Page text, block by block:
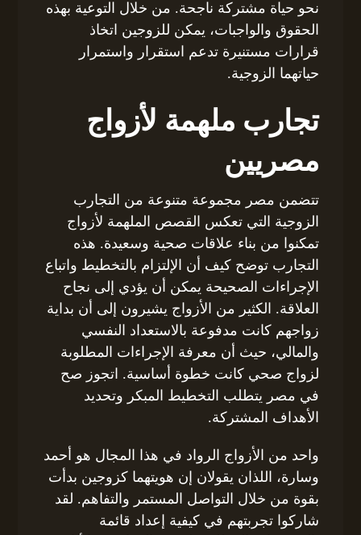
نحو حياة مشتركة ناجحة. من خلال التوعية بهذه
الحقوق والواجبات، يمكن للزوجين اتخاذ
قرارات مستنيرة تدعم استقرار واستمرار
حياتهما الزوجية.
تجارب ملهمة لأزواج
مصريين
تتضمن مصر مجموعة متنوعة من التجارب
الزوجية التي تعكس القصص الملهمة لأزواج
تمكنوا من بناء علاقات صحية وسعيدة. هذه
التجارب توضح كيف أن الإلتزام بالتخطيط واتباع
الإجراءات الصحيحة يمكن أن يؤدي إلى نجاح
العلاقة. الكثير من الأزواج يشيرون إلى أن بداية
زواجهم كانت مدفوعة بالاستعداد النفسي
والمالي، حيث أن معرفة الإجراءات المطلوبة
لزواج صحي كانت خطوة أساسية. اتجوز صح
في مصر يتطلب التخطيط المبكر وتحديد
الأهداف المشتركة.
واحد من الأزواج الرواد في هذا المجال هو أحمد
وسارة، اللذان يقولان إن هويتهما كزوجين بدأت
بقوة من خلال التواصل المستمر والتفاهم. لقد
شاركوا تجربتهم في كيفية إعداد قائمة